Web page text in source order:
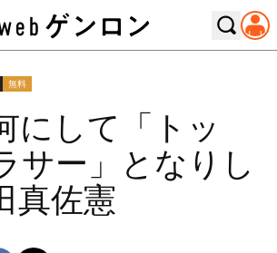
無料
にして「トッ
サー」となりし
真佐憲